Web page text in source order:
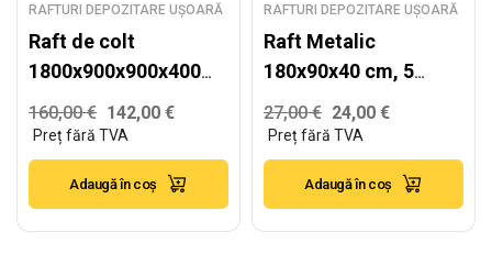
RAFTURI DEPOZITARE UȘOARĂ
Raft de colt
1800x900x900x400
mm, 1800x1000x400
mm, 1800x1000x400,
polite MDF
160,00€ 142,00 €
Adaugă în coș
RAFTURI DEPOZITARE UȘOARĂ
Raft Metalic
180x90x40 cm, 5
polițe (gri)
27,00€ 24,00 €
Adaugă în coș